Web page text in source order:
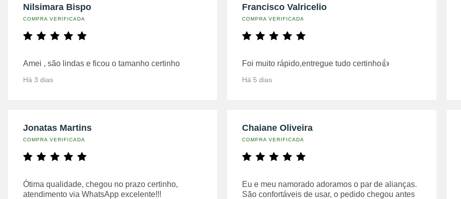
Nilsimara Bispo
COMPRA VERIFICADA
Amei , são lindas e ficou o tamanho certinho
Há 3 dias
Jonatas Martins
COMPRA VERIFICADA
Ótima qualidade, chegou no prazo certinho,
atendimento via WhatsApp excelente!!!
Francisco Valricelio
COMPRA VERIFICADA
Foi muito rápido,entregue tudo certinho👍
Há 5 dias
Chaiane Oliveira
COMPRA VERIFICADA
Eu e meu namorado adoramos o par de alianças.
São confortáveis de usar, o pedido chegou antes